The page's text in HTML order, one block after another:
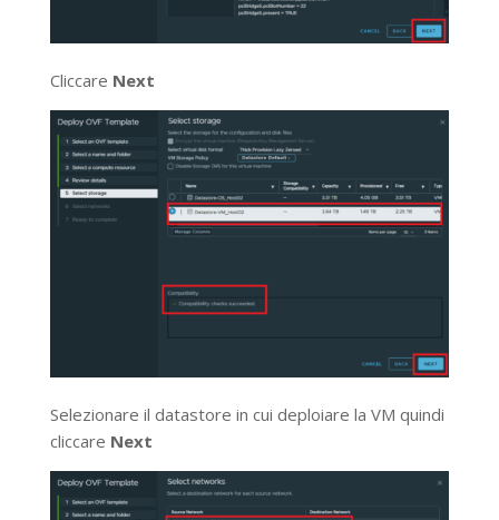
Cliccare Next
Selezionare il datastore in cui deploiare la VM quindi
cliccare Next